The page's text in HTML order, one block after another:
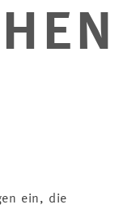
ein, die